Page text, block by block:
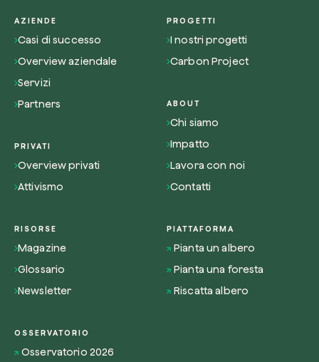
AZIENDE
Casi di successo
Overview aziendale
Servizi
Partners
PRIVATI
Overview privati
Attivismo
PROGETTI
I nostri progetti
Carbon Project
ABOUT
Chi siamo
Impatto
Lavora con noi
Contatti
RISORSE
Magazine
Glossario
Newsletter
OSSERVATORIO
Osservatorio 2026
PIATTAFORMA
Pianta un albero
Pianta una foresta
Riscatta albero